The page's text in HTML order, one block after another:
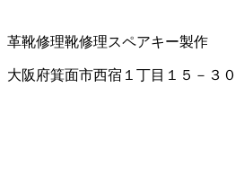
革靴修理靴修理スペアキー製作
大阪府箕面市西宿１丁目１５－３０